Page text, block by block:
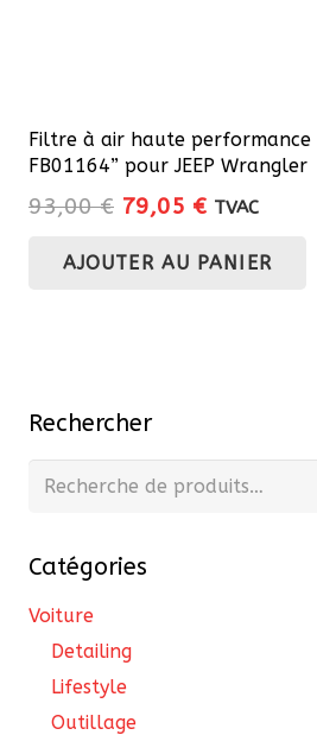
Filtre à air haute performance
FB01164” pour JEEP Wrangler
93,00€ Le
initial
79,05 €Le
actuel
TVAC
AJOUTER AU PANIER
Rechercher
Recherche
Catégories
Voiture
Detailing
Lifestyle
Outillage